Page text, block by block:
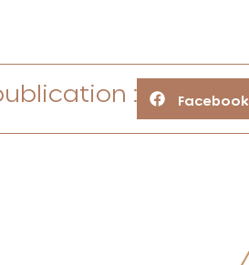
: Facebook